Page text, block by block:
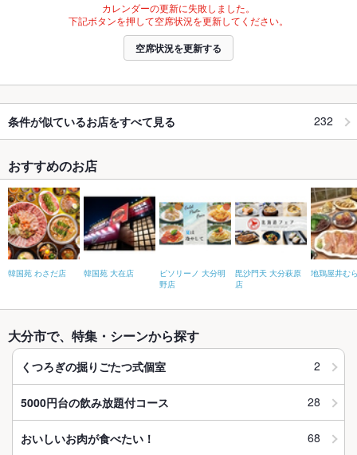
カレンダーの更新に失敗しました。
下記ボタンを押して空席状況を更新してください。
空席状況を更新する
条件が似ているお店をすべて見る 232
おすすめのお店
韓国苑 わさだ店 韓国苑 大在店
ピソリーノ 大分明
野店
毘沙門天 大分萩原
店
地鶏屋井む
大分市で、特集・シーンから探す
くつろぎの掘りごたつ式個室 2
5000円台の飲み放題付コース 28
おいしいお肉が食べたい！ 68